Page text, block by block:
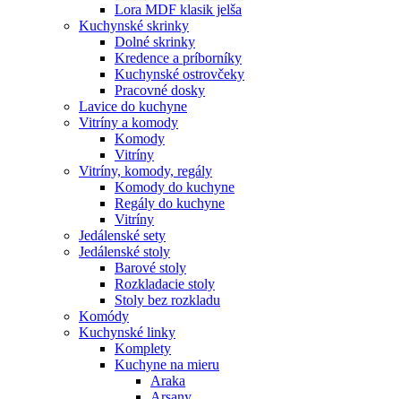
Lora MDF klasik jelša
Kuchynské skrinky
Dolné skrinky
Kredence a príborníky
Kuchynské ostrovčeky
Pracovné dosky
Lavice do kuchyne
Vitríny a komody
Komody
Vitríny
Vitríny, komody, regály
Komody do kuchyne
Regály do kuchyne
Vitríny
Jedálenské sety
Jedálenské stoly
Barové stoly
Rozkladacie stoly
Stoly bez rozkladu
Komódy
Kuchynské linky
Komplety
Kuchyne na mieru
Araka